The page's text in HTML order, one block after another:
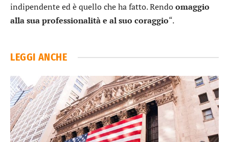
indipendente ed è quello che ha fatto. Rendoomaggio
alla sua professionalità e al suo coraggio“.
LEGGI ANCHE